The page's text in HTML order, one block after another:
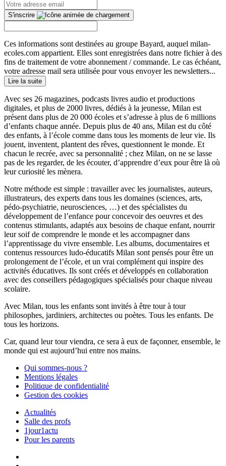
S'inscrire
Ces informations sont destinées au groupe Bayard, auquel milan-
ecoles.com appartient. Elles sont enregistrées dans notre fichier à des
fins de traitement de votre abonnement / commande. Le cas échéant,
votre adresse mail sera utilisée pour vous envoyer les newsletters...
Lire la suite
Avec ses 26 magazines, podcasts livres audio et productions
digitales, et plus de 2000 livres, dédiés à la jeunesse, Milan est
présent dans plus de 20 000 écoles et s’adresse à plus de 6 millions
d’enfants chaque année. Depuis plus de 40 ans, Milan est du côté
des enfants, à l’école comme dans tous les moments de leur vie. Ils
jouent, inventent, plantent des rêves, questionnent le monde. Et
chacun le recrée, avec sa personnalité ; chez Milan, on ne se lasse
pas de les regarder, de les écouter, d’apprendre d’eux pour être là où
leur curiosité les mènera.
Notre méthode est simple : travailler avec les journalistes, auteurs,
illustrateurs, des experts dans tous les domaines (sciences, arts,
pédo-psychiatrie, neurosciences, …) et des spécialistes du
développement de l’enfance pour concevoir des oeuvres et des
contenus stimulants, adaptés aux besoins de chaque enfant, nourrir
leur soif de comprendre le monde et les accompagner dans
l’apprentissage du vivre ensemble. Les albums, documentaires et
contenus ressources ludo-éducatifs Milan sont pensés pour être un
prolongement de l’école, et un vrai complément qui inspire des
activités éducatives. Ils sont créés et développés en collaboration
avec des conseillers pédagogiques spécialisés pour chaque niveau
scolaire.
Avec Milan, tous les enfants sont invités à être tour à tour
philosophes, jardiniers, architectes ou poètes. Tous les enfants. De
tous les horizons.
Car, quand leur tour viendra, ce sera à eux de façonner, ensemble, le
monde qui est aujourd’hui entre nos mains.
Qui sommes-nous ?
Mentions légales
Politique de confidentialité
Gestion des cookies
Actualités
Salle des profs
1jour1actu
Pour les parents